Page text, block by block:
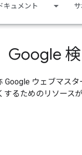
キュメント
Google
Google ウェブマス
るためのリソース